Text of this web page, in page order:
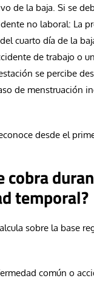
de la baja. Si se
no laboral: La
cuarto día de la
de trabajo o
se percibe
de menstruación
desde el
cobra
temporal?
sobre la base
común o